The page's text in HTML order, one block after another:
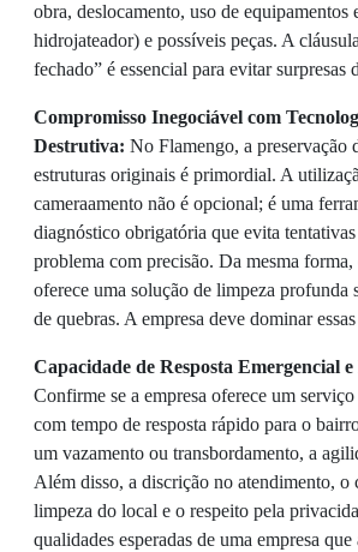
obra, deslocamento, uso de equipamentos
hidrojateador) e possíveis peças. A
fechado” é essencial para evitar surpresas
Compromisso Inegociável com
Destrutiva: No Flamengo, a preservação
estruturas originais é primordial. A
cameraamento não é opcional; é uma
diagnóstico obrigatória que evita
problema com precisão. Da mesma
oferece uma solução de limpeza profunda
de quebras. A empresa deve dominar
Capacidade de Resposta Emergencial
Confirme se a empresa oferece um
com tempo de resposta rápido para o
um vazamento ou transbordamento, a
Além disso, a discrição no atendimento, o
limpeza do local e o respeito pela
qualidades esperadas de uma empresa que